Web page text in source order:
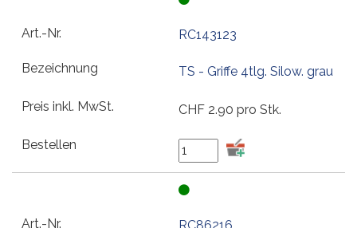
RC143123
TS - Griffe 4tlg. Silow. grau
CHF 2.90 pro Stk.